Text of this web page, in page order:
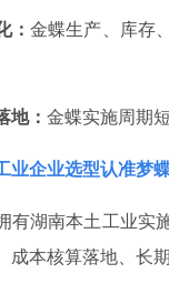
： 金蝶生产、库存
地： 金蝶实施周期
业企业选型认准梦
有湖南本土工业实
成本核算落地、长